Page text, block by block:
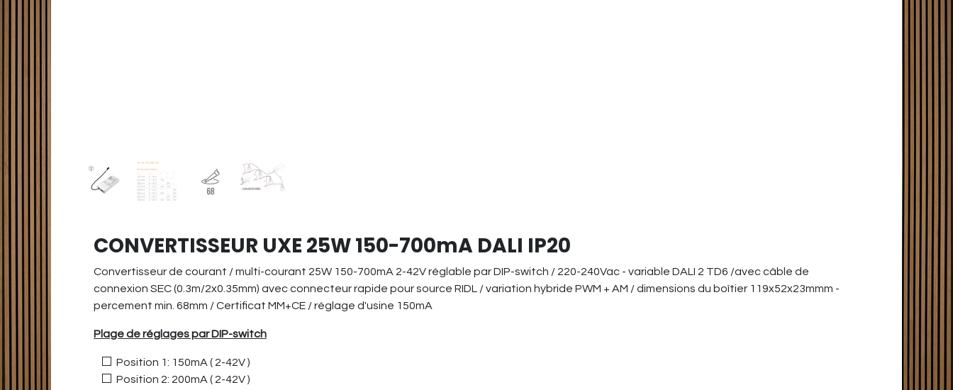
CONVERTISSEUR UXE 25W 150-700mA DALI IP20
Convertisseur de courant / multi-courant 25W 150-700mA 2-42V réglable par DIP-switch / 220-240Vac - variable DALI 2 TD6 /avec câble de
connexion SEC (0.3m/2x0.35mm) avec connecteur rapide pour source RIDL / variation hybride PWM + AM / dimensions du boîtier 119x52x23mmm -
percement min. 68mm / Certificat MM+CE / réglage d'usine 150mA
Plage de réglages par DIP-switch
Position 1: 150mA ( 2-42V )
Position 2: 200mA ( 2-42V )